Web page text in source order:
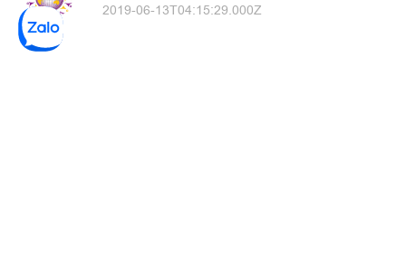
2019-06-13T04:15:29.000Z